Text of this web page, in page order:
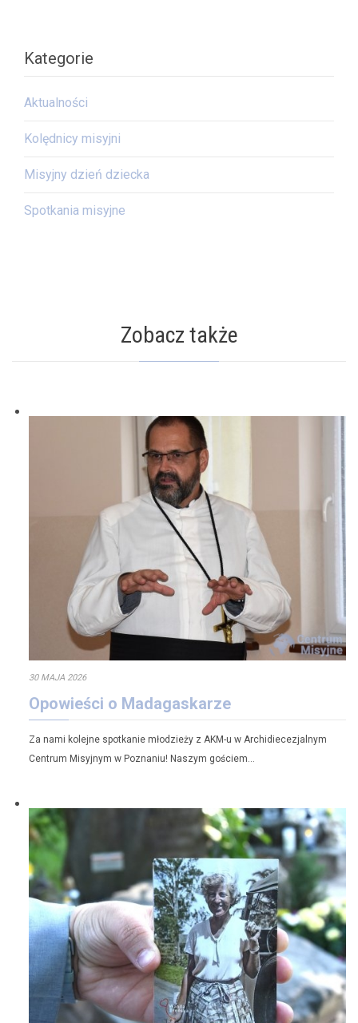
Kategorie
Aktualności
Kolędnicy misyjni
Misyjny dzień dziecka
Spotkania misyjne
Zobacz także
30 MAJA 2026
Opowieści o Madagaskarze
Za nami kolejne spotkanie młodzieży z AKM-u w Archidiecezjalnym
Centrum Misyjnym w Poznaniu! Naszym gościem…